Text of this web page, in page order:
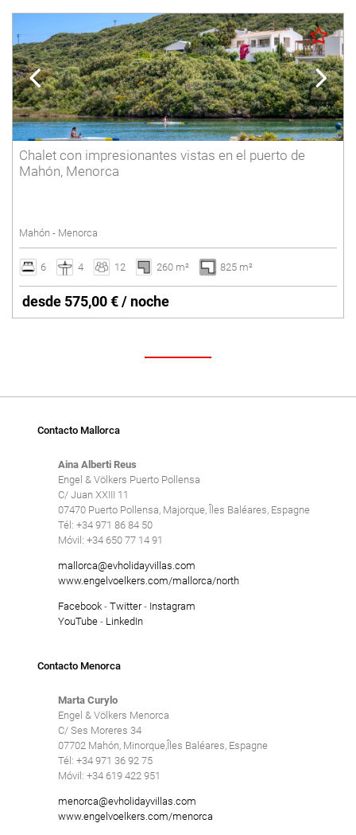
Chalet con impresionantes vistas en el puerto de
Mahón, Menorca
Mahón - Menorca
6 4 12 260 m² 825 m²
desde 575,00 € / noche
Contacto Mallorca
Aina Alberti Reus
Engel & Völkers Puerto Pollensa
C/ Juan XXIII 11
07470 Puerto Pollensa, Majorque, Îles Baléares, Espagne
Tél: +34 971 86 84 50
Móvil: +34 650 77 14 91
mallorca@evholidayvillas.com
www.engelvoelkers.com/mallorca/north
Facebook- Twitter- Instagram
YouTube- LinkedIn
Contacto Menorca
Marta Curylo
Engel & Völkers Menorca
C/ Ses Moreres 34
07702 Mahón, Minorque,Îles Baléares, Espagne
Tél: +34 971 36 92 75
Móvil: +34 619 422 951
menorca@evholidayvillas.com
www.engelvoelkers.com/menorca